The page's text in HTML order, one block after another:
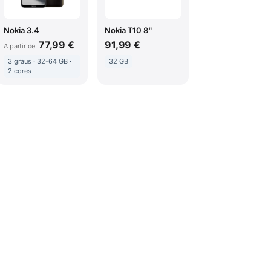
Nokia 3.4
A partir de 77,99 €
3 graus · 32-64 GB ·
2 cores
Nokia T10 8"
91,99 €
32 GB